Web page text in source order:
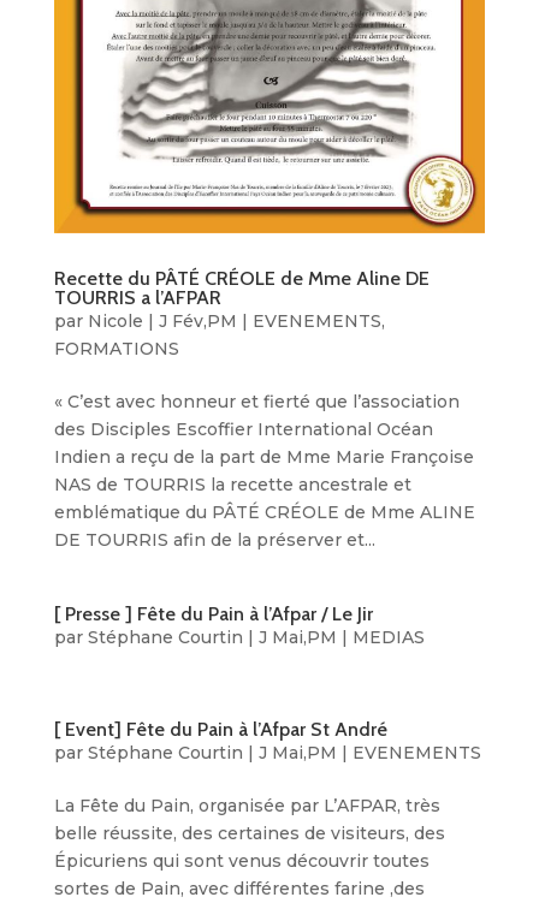
Recette du PÂTÉ CRÉOLE de Mme Aline DE
TOURRIS a l’AFPAR
par Nicole | J Fév,PM | EVENEMENTS,
FORMATIONS
« C’est avec honneur et fierté que l’association
des Disciples Escoffier International Océan
Indien a reçu de la part de Mme Marie Françoise
NAS de TOURRIS la recette ancestrale et
emblématique du PÂTÉ CRÉOLE de Mme ALINE
DE TOURRIS afin de la préserver et...
[ Presse ] Fête du Pain à l’Afpar / Le Jir
par Stéphane Courtin | J Mai,PM | MEDIAS
[ Event] Fête du Pain à l’Afpar St André
par Stéphane Courtin | J Mai,PM | EVENEMENTS
La Fête du Pain, organisée par L’AFPAR, très
belle réussite, des certaines de visiteurs, des
Épicuriens qui sont venus découvrir toutes
sortes de Pain, avec différentes farine ,des